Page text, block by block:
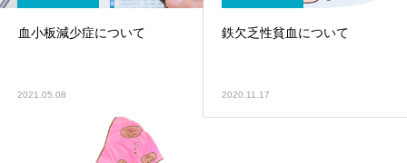
血小板減少症について
2021.05.08
鉄欠乏性貧血について
2020.11.17